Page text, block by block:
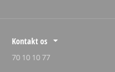
Kontakt os
70 10 10 77